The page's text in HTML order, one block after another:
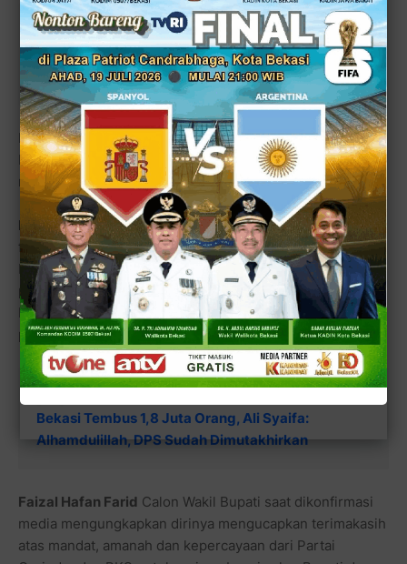
Baca juga:Kisah Bang Haji Faizal Hafan Farid dan
Upaya Mengembalikan Kejayaan 'Kampung Dolar'
Muaragembong
Belum lagi beberapa partai yang mungkin akan
bergabung di koalisi Gerindra dan PKS, sehingga
menambah kekuatan pada koalisi tersebut.
BN Holik QodratullohdanFaizal Hafan Farid adalah dua
figur yang memiliki reputasi yang baik di Kabupaten
Bekasi. Keduanya telah lama menjadi bagian dari
pemerintahan (Legislatif) di kabupaten Bekasi dan Jawa
Barat dan memiliki pengalaman yang luas dalam bidang
pemerintahan.
Bekasi Tembus 1,8 Juta Orang, Ali Syaifa:
Alhamdulillah, DPS Sudah Dimutakhirkan
Faizal Hafan Farid Calon Wakil Bupati saat dikonfirmasi
media mengungkapkan dirinya mengucapkan terimakasih
atas mandat, amanah dan kepercayaan dari Partai